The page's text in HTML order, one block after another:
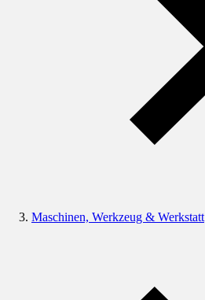
Maschinen, Werkzeug & Werkstatt